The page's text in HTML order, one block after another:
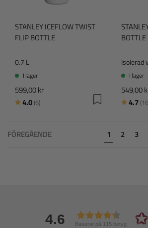
STANLEY ICEFLOW TWIST
FLIP BOTTLE
0.7 L
I lager
599,00 kr
Betyg:
4.0(6)utav 5 stjärnor
BOTTLE
Isolerad
I lager
549,00
Betyg:
4.7
FÖREGÅENDE 1 2 3
4.6 Baserat på 115 betyg